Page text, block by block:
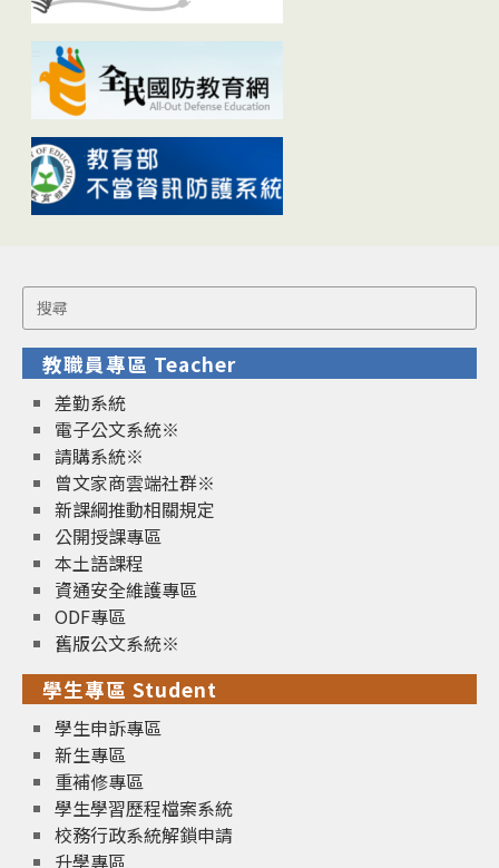
Search
for:
教職員專區 Teacher
差勤系統
電子公文系統※
請購系統※
曾文家商雲端社群※
新課綱推動相關規定
公開授課專區
本土語課程
資通安全維護專區
ODF專區
舊版公文系統※
學生專區 Student
學生申訴專區
新生專區
重補修專區
學生學習歷程檔案系統
校務行政系統解鎖申請
升學專區